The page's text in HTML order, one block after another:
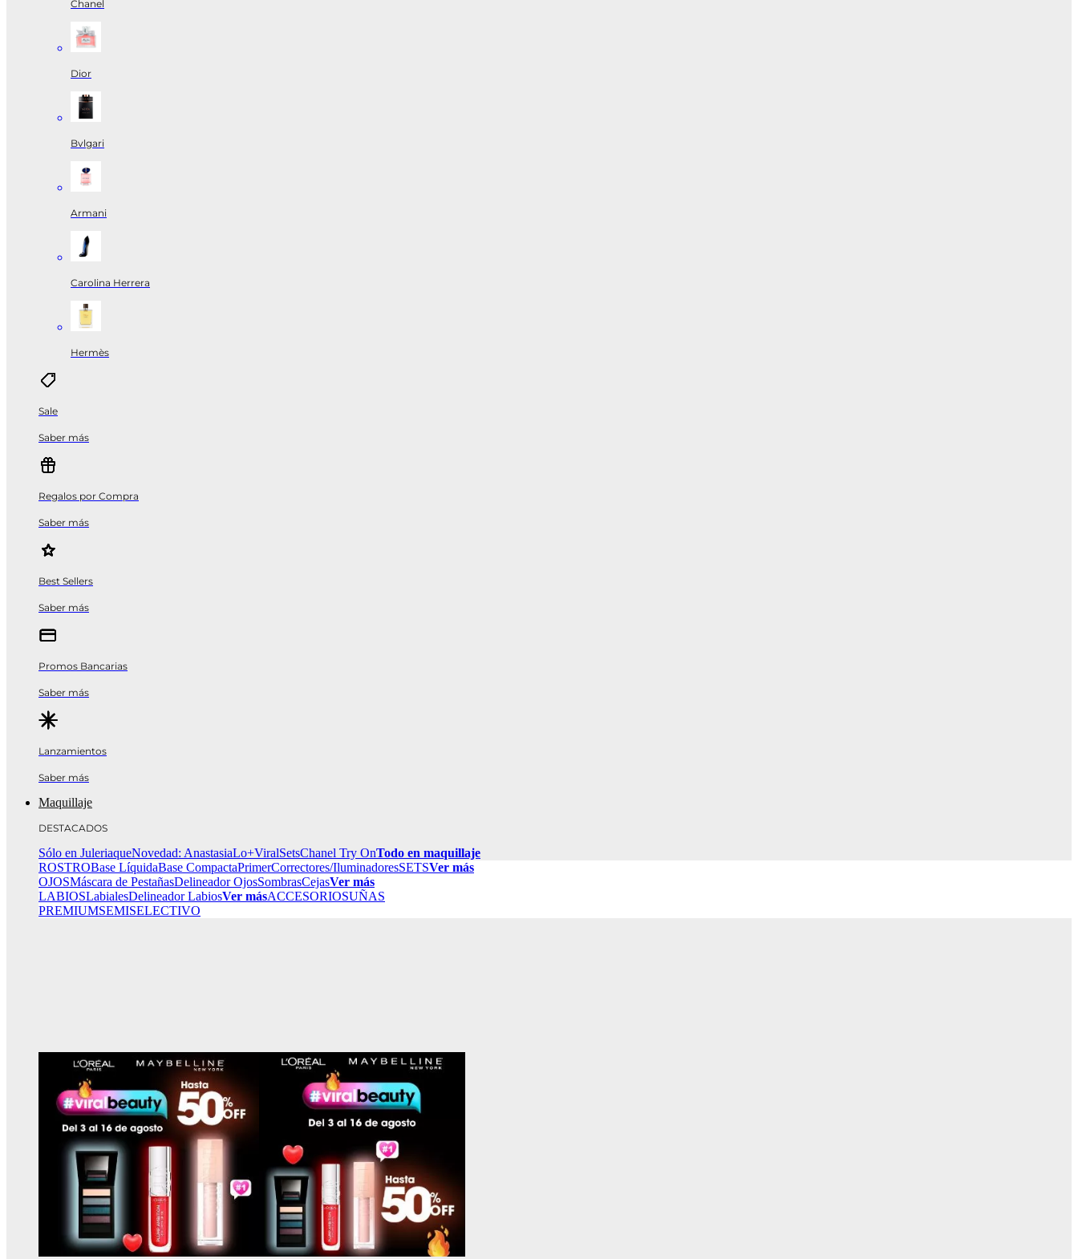
Chanel
Dior
Bvlgari
Armani
Carolina Herrera
Hermès
Sale
Saber más
Regalos por Compra
Saber más
Best Sellers
Saber más
Promos Bancarias
Saber más
Lanzamientos
Saber más
Maquillaje
DESTACADOS
Sólo en JuleriaqueNovedad: AnastasiaLo+ViralSetsChanel Try OnTodo en maquillaje
ROSTROBase LíquidaBase CompactaPrimerCorrectores/IluminadoresSETSVer más
OJOSMáscara de PestañasDelineador OjosSombrasCejasVer más
LABIOSLabialesDelineador LabiosVer másACCESORIOSUÑAS
PREMIUMSEMISELECTIVO